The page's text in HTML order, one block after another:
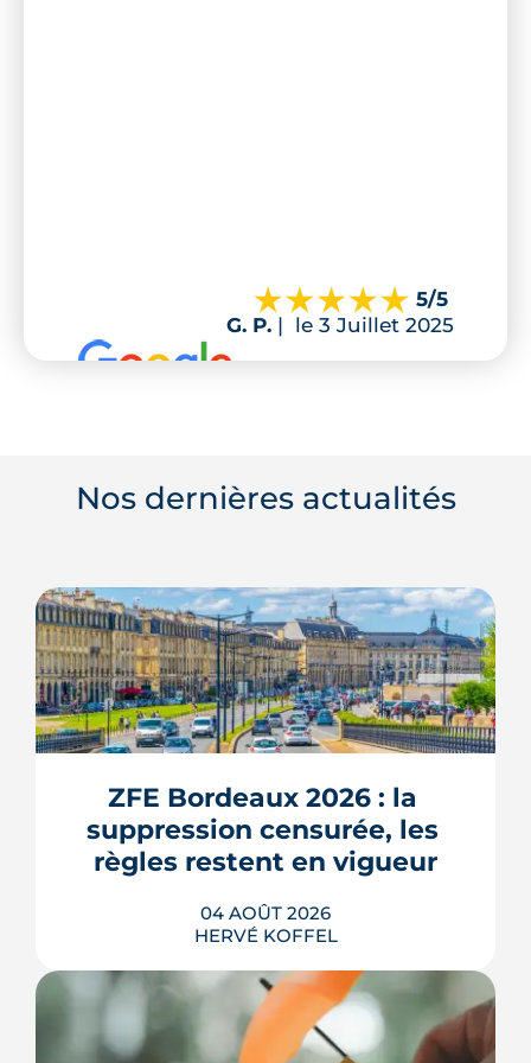
5/5
G. P. | le 3 Juillet 2025
Nos dernières actualités
ZFE Bordeaux 2026 : la
suppression censurée, les
règles restent en vigueur
04 AOÛT 2026
HERVÉ KOFFEL